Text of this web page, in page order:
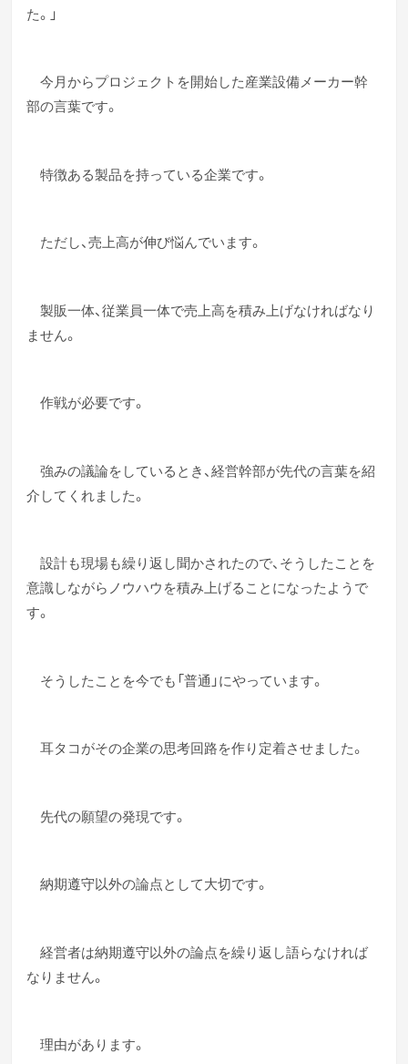
た。」
今月からプロジェクトを開始した産業設備メーカー幹
部の言葉です。
特徴ある製品を持っている企業です。
ただし、売上高が伸び悩んでいます。
製販一体、従業員一体で売上高を積み上げなければなり
ません。
作戦が必要です。
強みの議論をしているとき、経営幹部が先代の言葉を紹
介してくれました。
設計も現場も繰り返し聞かされたので、そうしたことを
意識しながらノウハウを積み上げることになったようで
す。
そうしたことを今でも「普通」にやっています。
耳タコがその企業の思考回路を作り定着させました。
先代の願望の発現です。
納期遵守以外の論点として大切です。
経営者は納期遵守以外の論点を繰り返し語らなければ
なりません。
理由があります。